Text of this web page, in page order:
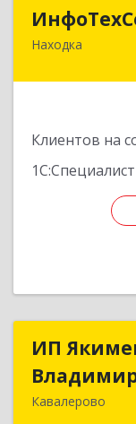
Находка
Клиентов на
1С:Специалист
ИП
Кавалерово